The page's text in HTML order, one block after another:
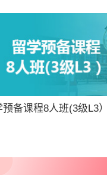
预备课程8人班(3级L3）